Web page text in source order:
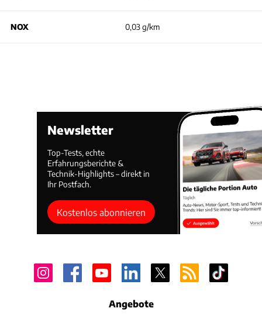
NOX 0,03 g/km
Newsletter
Top-Tests, echte
Erfahrungsberichte &
Technik-Highlights – direkt in
Ihr Postfach.
Kostenlos abonnieren
Angebote